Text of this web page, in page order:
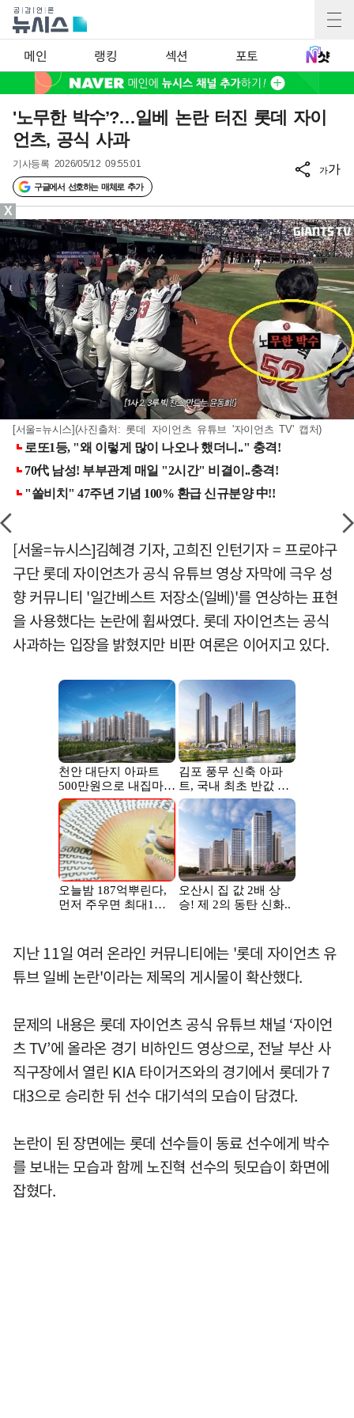
메인 랭킹 섹션 포토
'노무한 박수’?…일베 논란 터진 롯데 자이
언츠, 공식 사과
기사등록 2026/05/12 09:55:01
구글에서 선호하는 매체로 추가
가가
[서울=뉴시스](사진출처: 롯데 자이언츠 유튜브 '자이언츠 TV' 캡처)
[서울=뉴시스]김혜경 기자, 고희진 인턴기자 = 프로야구
구단 롯데 자이언츠가 공식 유튜브 영상 자막에 극우 성
향 커뮤니티 '일간베스트 저장소(일베)'를 연상하는 표현
을 사용했다는 논란에 휩싸였다. 롯데 자이언츠는 공식
사과하는 입장을 밝혔지만 비판 여론은 이어지고 있다.
지난 11일 여러 온라인 커뮤니티에는 '롯데 자이언츠 유
튜브 일베 논란'이라는 제목의 게시물이 확산했다.
문제의 내용은 롯데 자이언츠 공식 유튜브 채널 ‘자이언
츠 TV’에 올라온 경기 비하인드 영상으로, 전날 부산 사
직구장에서 열린 KIA 타이거즈와의 경기에서 롯데가 7
대3으로 승리한 뒤 선수 대기석의 모습이 담겼다.
논란이 된 장면에는 롯데 선수들이 동료 선수에게 박수
를 보내는 모습과 함께 노진혁 선수의 뒷모습이 화면에
잡혔다.
X